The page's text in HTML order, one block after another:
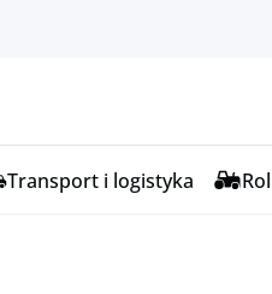
Transport i logistyka